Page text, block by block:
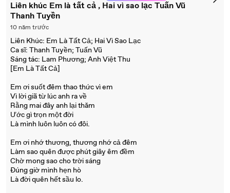
Liên khúc Em là tất cả , Hai vì sao lạc Tuấn Vũ
Thanh Tuyền
10 năm trước
Liên Khúc: Em Là Tất Cả; Hai Vì Sao Lạc
Ca sĩ: Thanh Tuyền; Tuấn Vũ
Sáng tác: Lam Phương; Anh Việt Thu
[Em Là Tất Cả]
Em ơi suốt đêm thao thức vì em
Vì lời giã từ lúc anh ra về
Rằng mai đây anh lại thăm
Ước gì trọn một đời
Là mình luôn luôn có đôi.
Em ơi nhớ thương, thương nhớ cả đêm
Làm sao quên được phút giây êm đềm
Chờ mong sao cho trời sáng
Đúng giờ mình hẹn hò
Là đời quên hết sầu lo.